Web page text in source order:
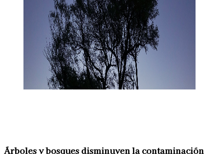
Árboles y bosques disminuyen la contaminación